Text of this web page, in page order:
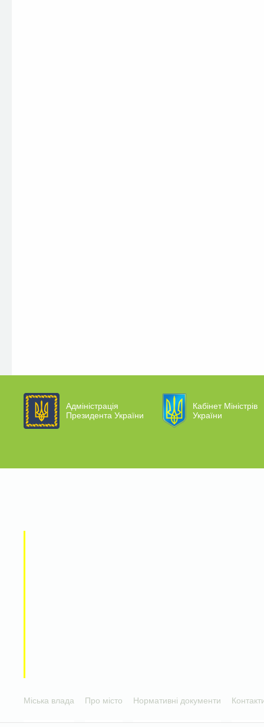
Адміністрація
Президента України
Кабінет Міністрів
України
Міська влада Про місто Нормативні документи